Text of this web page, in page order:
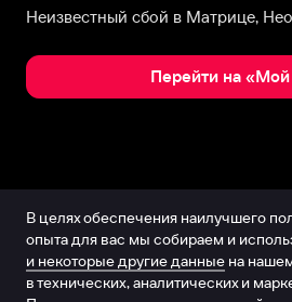
Неизвестный сбой в Матрице,
Перейти на
В целях обеспечения наилучшего
опыта для вас мы собираем и
и некоторые другие данные на
в технических, аналитических и